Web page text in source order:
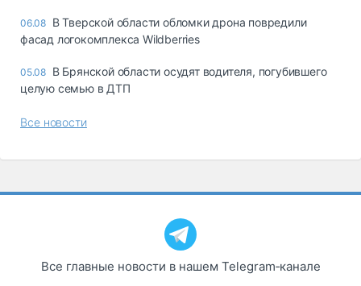
06.08 В Тверской области обломки дрона повредили
фасад логокомплекса Wildberries
05.08 В Брянской области осудят водителя, погубившего
целую семью в ДТП
Все новости
Все главные новости в нашем Telegram‑канале